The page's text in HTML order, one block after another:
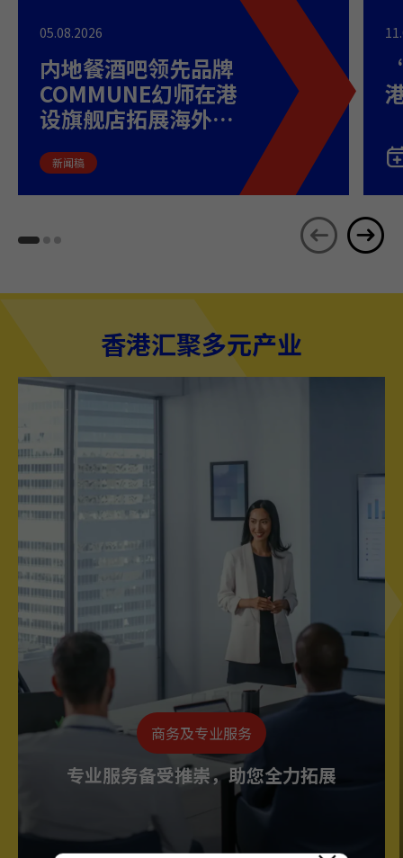
05.08.2026
内地餐酒吧领先品牌
COMMUNE幻师在港
设旗舰店拓展海外市
新闻稿
香港汇聚多元产业
商务及专业服务
专业服务备受推崇，助您全力拓展